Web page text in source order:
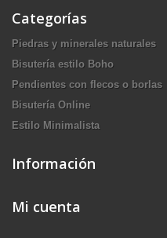
Categorías
Piedras y minerales naturales
Bisutería estilo Boho
Pendientes con flecos o borlas
Bisutería Online
Estilo Minimalista
Información
Mi cuenta